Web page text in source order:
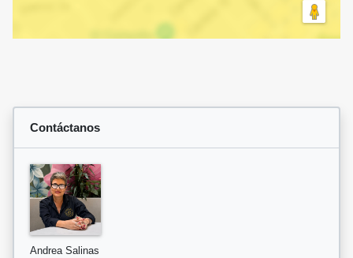
Contáctanos
Andrea Salinas